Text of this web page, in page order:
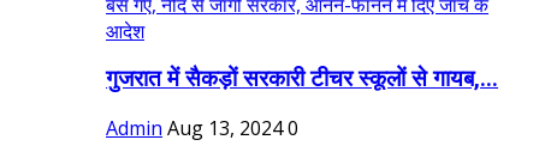
गुजरात में सैकड़ों सरकारी टीचर स्कूलों से गायब,...
Admin Aug 13, 20240